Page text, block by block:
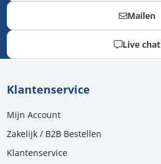
Mailen
Live chat
Klantenservice
Mijn Account
Zakelijk / B2B Bestellen
Klantenservice